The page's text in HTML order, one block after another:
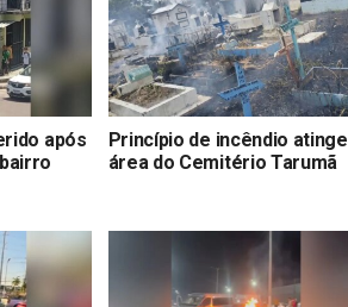
após
Princípio de incêndio atinge
área do Cemitério Tarumã